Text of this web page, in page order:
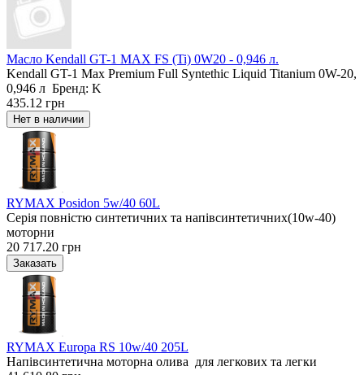
Масло Kendall GT-1 MAX FS (Ti) 0W20 - 0,946 л.
Kendall GT-1 Max Premium Full Syntethic Liquid Titanium 0W-20,
0,946 л Бренд: K
435.12 грн
RYMAX Posidon 5w/40 60L
Серія повністю синтетичних та напівсинтетичних(10w-40)
моторни
20 717.20 грн
RYMAX Europa RS 10w/40 205L
Напівсинтетична моторна олива для легкових та легки